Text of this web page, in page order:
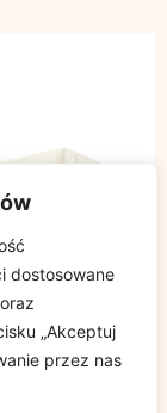
dostosowane
„Akceptuj
przez nas